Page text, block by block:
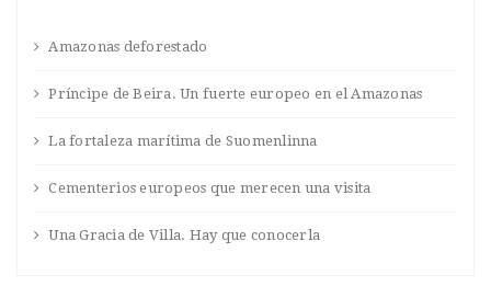
Amazonas deforestado
Príncipe de Beira. Un fuerte europeo en el Amazonas
La fortaleza marítima de Suomenlinna
Cementerios europeos que merecen una visita
Una Gracia de Villa. Hay que conocerla